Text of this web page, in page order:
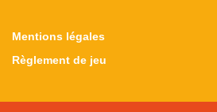
Mentions légales
Règlement de jeu